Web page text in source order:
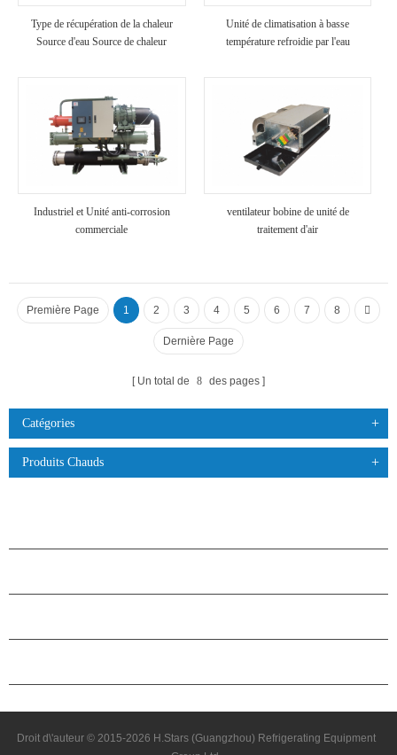
Type de récupération de la chaleur
Source d'eau Source de chaleur
Unité de climatisation à basse
température refroidie par l'eau
Industriel et Unité anti-corrosion
commerciale
ventilateur bobine de unité de
traitement d'air
Première Page 1 2 3 4 5 6 7 8
Dernière Page
Un total de 8 des pages
Catégories
Produits Chauds
Droit d\'auteur © 2015-2026 H.Stars (Guangzhou) Refrigerating Equipment